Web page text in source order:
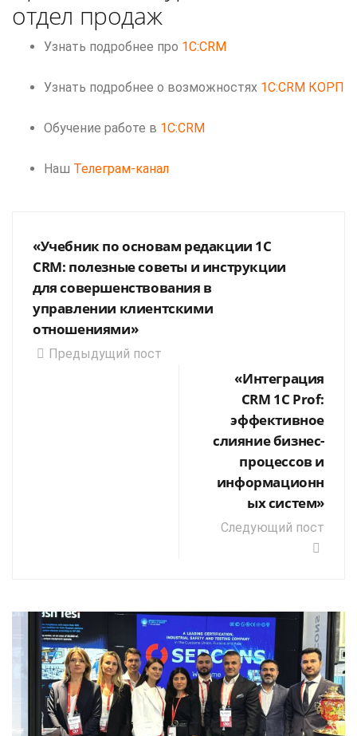
отдел продаж
Узнать подробнее про 1C:CRM
Узнать подробнее о возможностях 1C:CRM КОРП
Обучение работе в 1C:CRM
Наш Телеграм-канал
«Учебник по основам редакции 1С
CRM: полезные советы и инструкции
для совершенствования в
управлении клиентскими
отношениями»
Предыдущий пост
«Интеграция
CRM 1С Prof:
эффективное
слияние бизнес-
процессов и
информационн
ых систем»
Следующий пост